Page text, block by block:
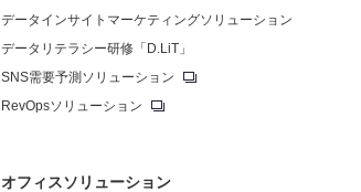
データインサイトマーケティングソリューション
データリテラシー研修「D.LiT」
SNS需要予測ソリューション
RevOpsソリューション
オフィスソリューション